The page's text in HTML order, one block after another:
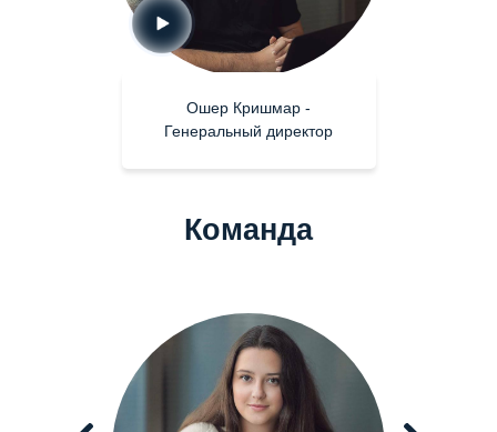
Ошер Кришмар -
Генеральный директор
Команда